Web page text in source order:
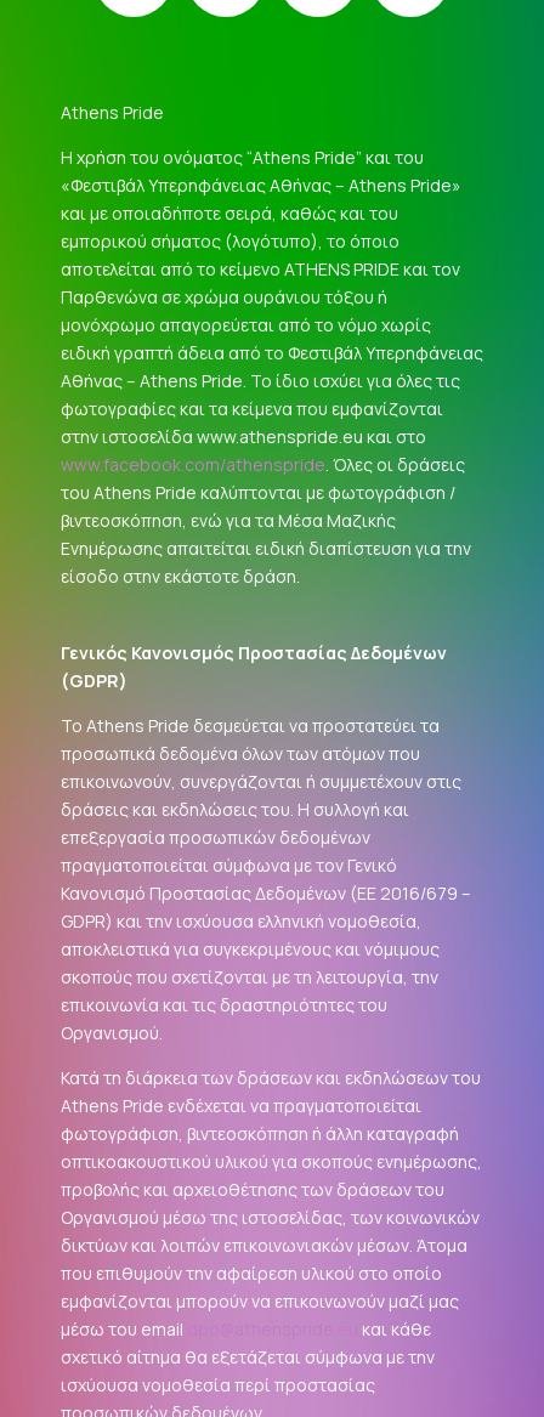
Athens Pride
Η χρήση του ονόματος “Athens Pride” και του
«Φεστιβάλ Υπερηφάνειας Αθήνας – Athens Pride»
και με οποιαδήποτε σειρά, καθώς και του
εμπορικού σήματος (λογότυπο), το όποιο
αποτελείται από το κείμενο ATHENS PRIDE και τον
Παρθενώνα σε χρώμα ουράνιου τόξου ή
μονόχρωμο απαγορεύεται από το νόμο χωρίς
ειδική γραπτή άδεια από το Φεστιβάλ Υπερηφάνειας
Αθήνας – Athens Pride. Το ίδιο ισχύει για όλες τις
φωτογραφίες και τα κείμενα που εμφανίζονται
στην ιστοσελίδα www.athenspride.eu και στο
www.facebook.com/athenspride. Όλες οι δράσεις
του Athens Pride καλύπτονται με φωτογράφιση /
βιντεοσκόπηση, ενώ για τα Μέσα Μαζικής
Ενημέρωσης απαιτείται ειδική διαπίστευση για την
είσοδο στην εκάστοτε δράση.
Γενικός Κανονισμός Προστασίας Δεδομένων
(GDPR)
Το Athens Pride δεσμεύεται να προστατεύει τα
προσωπικά δεδομένα όλων των ατόμων που
επικοινωνούν, συνεργάζονται ή συμμετέχουν στις
δράσεις και εκδηλώσεις του. Η συλλογή και
επεξεργασία προσωπικών δεδομένων
πραγματοποιείται σύμφωνα με τον Γενικό
Κανονισμό Προστασίας Δεδομένων (ΕΕ 2016/679 –
GDPR) και την ισχύουσα ελληνική νομοθεσία,
αποκλειστικά για συγκεκριμένους και νόμιμους
σκοπούς που σχετίζονται με τη λειτουργία, την
επικοινωνία και τις δραστηριότητες του
Οργανισμού.
Κατά τη διάρκεια των δράσεων και εκδηλώσεων του
Athens Pride ενδέχεται να πραγματοποιείται
φωτογράφιση, βιντεοσκόπηση ή άλλη καταγραφή
οπτικοακουστικού υλικού για σκοπούς ενημέρωσης,
προβολής και αρχειοθέτησης των δράσεων του
Οργανισμού μέσω της ιστοσελίδας, των κοινωνικών
δικτύων και λοιπών επικοινωνιακών μέσων. Άτομα
που επιθυμούν την αφαίρεση υλικού στο οποίο
εμφανίζονται μπορούν να επικοινωνούν μαζί μας
μέσω του email
και κάθε
σχετικό αίτημα θα εξετάζεται σύμφωνα με την
ισχύουσα νομοθεσία περί προστασίας